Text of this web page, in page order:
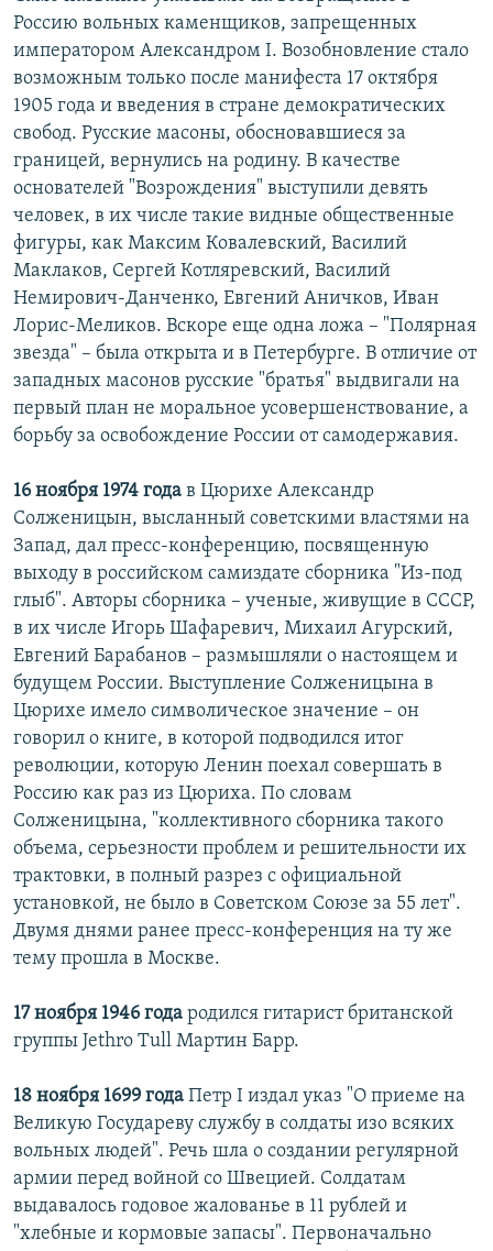
Россию вольных каменщиков, запрещенных
императором Александром I. Возобновление стало
возможным только после манифеста 17 октября
1905 года и введения в стране демократических
свобод. Русские масоны, обосновавшиеся за
границей, вернулись на родину. В качестве
основателей "Возрождения" выступили девять
человек, в их числе такие видные общественные
фигуры, как Максим Ковалевский, Василий
Маклаков, Сергей Котляревский, Василий
Немирович-Данченко, Евгений Аничков, Иван
Лорис-Меликов. Вскоре еще одна ложа – "Полярная
звезда" – была открыта и в Петербурге. В отличие от
западных масонов русские "братья" выдвигали на
первый план не моральное усовершенствование, а
борьбу за освобождение России от самодержавия.
16 ноября 1974 года в Цюрихе Александр
Солженицын, высланный советскими властями на
Запад, дал пресс-конференцию, посвященную
выходу в российском самиздате сборника "Из-под
глыб". Авторы сборника – ученые, живущие в СССР,
в их числе Игорь Шафаревич, Михаил Агурский,
Евгений Барабанов – размышляли о настоящем и
будущем России. Выступление Солженицына в
Цюрихе имело символическое значение – он
говорил о книге, в которой подводился итог
революции, которую Ленин поехал совершать в
Россию как раз из Цюриха. По словам
Солженицына, "коллективного сборника такого
объема, серьезности проблем и решительности их
трактовки, в полный разрез с официальной
установкой, не было в Советском Союзе за 55 лет".
Двумя днями ранее пресс-конференция на ту же
тему прошла в Москве.
17 ноября 1946 года родился гитарист британской
группы Jethro Tull Мартин Барр.
18 ноября 1699 года Петр I издал указ "О приеме на
Великую Государеву службу в солдаты изо всяких
вольных людей". Речь шла о создании регулярной
армии перед войной со Швецией. Солдатам
выдавалось годовое жалованье в 11 рублей и
"хлебные и кормовые запасы". Первоначально